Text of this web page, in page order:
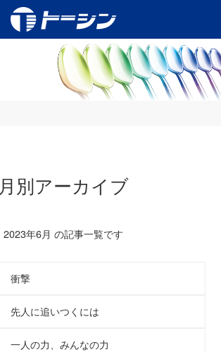
月別アーカイブ
2023年6月 の記事一覧です
衝撃
先人に追いつくには
一人の力、みんなの力